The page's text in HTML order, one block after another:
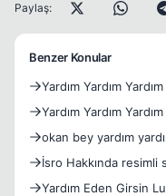
Paylaş:
Benzer Konular
Yardım Yardım
Yardım Yardım
okan bey yardım
İsro Hakkında resimli
yardım e
Yardım Eden Girsin